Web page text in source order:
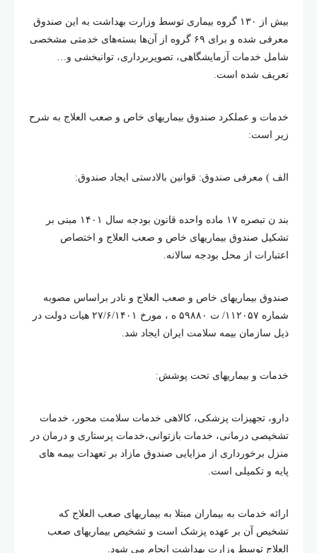
بیش از ۱۳۰ گروه بیماری توسط وزارت بهداشت به این صندوق
معرفی شده و برای ۶۹ گروه از آن‌ها بسته‌های خدمتی مشخصی
شامل خدمات آزمایشگاهی، تصویربرداری، توانبخشی و…
تعریف شده است.
خدمات و عملکرد صندوق بیماریهای خاص و صعب العلاج به شرح
زیر است:
الف ) معرفی صندوق: قوانین بالادستی ایجاد صندوق:
بند ن تبصره ۱۷ ماده واحده قانون بودجه سال ۱۴۰۱ مبنی بر
تشکیل صندوق بیماریهای خاص و صعب العلاج و اختصاص
اعتبارات از محل بودجه سالانه.
صندوق بیماریهای خاص و صعب العلاج و نادر براساس مصوبه
شماره ۱۱۲۰۵۷/ ت ۵۹۸۸۰ ه ، مورخ ۲۷/۶/۱۴۰۱ هیات دولت در
ذیل سازمان بیمه سلامت ایران ایجاد شد.
خدمات و بیماریهای تحت پوشش:
دارو، تجهیزات پزشکی، کالاهی خدمات سلامت محور، خدمات
تشخیصی درمانی، خدمات بازتوانی،خدمات پرستاری و درمان در
منزل برخورداری از مزایایی صندوق مازاد بر تعهدات بیمه های
پایه و تکمیلی است.
ارائه خدمات به بیماران مبتلا به بیماریهای صعب العلاج که
تشخیص آن بر عهده پزشک است و تشخیص بیماریهای صعب
العلاج توسط وزارت بهداشت انجام می شود.